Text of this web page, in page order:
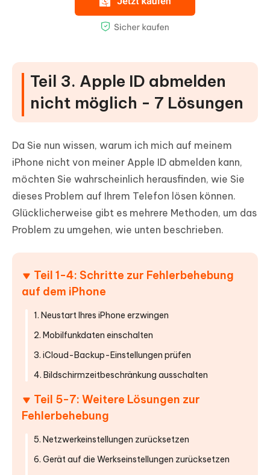
Teil 3. Apple ID abmelden
nicht möglich - 7 Lösungen
Da Sie nun wissen, warum ich mich auf meinem
iPhone nicht von meiner Apple ID abmelden kann,
möchten Sie wahrscheinlich herausfinden, wie Sie
dieses Problem auf Ihrem Telefon lösen können.
Glücklicherweise gibt es mehrere Methoden, um das
Problem zu umgehen, wie unten beschrieben.
Teil 1-4: Schritte zur Fehlerbehebung
auf dem iPhone
1. Neustart Ihres iPhone erzwingen
2. Mobilfunkdaten einschalten
3. iCloud-Backup-Einstellungen prüfen
4. Bildschirmzeitbeschränkung ausschalten
Teil 5-7: Weitere Lösungen zur
Fehlerbehebung
5. Netzwerkeinstellungen zurücksetzen
6. Gerät auf die Werkseinstellungen zurücksetzen